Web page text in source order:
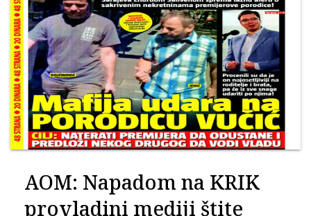
AOM: Napadom na KRIK
provladini mediji štite